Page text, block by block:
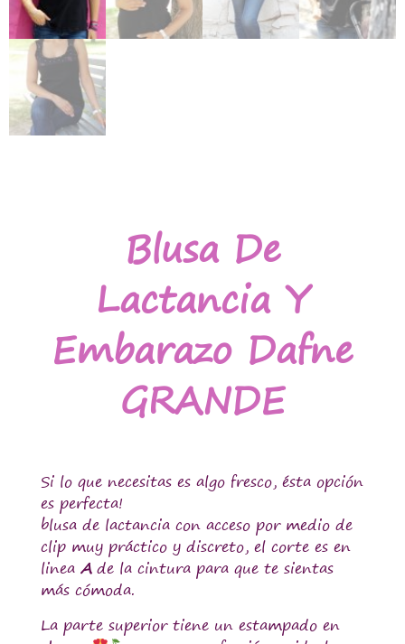
Blusa De
Lactancia Y
Embarazo Dafne
GRANDE
Si lo que necesitas es algo fresco, ésta opción
es perfecta!
blusa de lactancia con acceso por medio de
clip muy práctico y discreto, el corte es en
linea A de la cintura para que te sientas
más cómoda.
La parte superior tiene un estampado en